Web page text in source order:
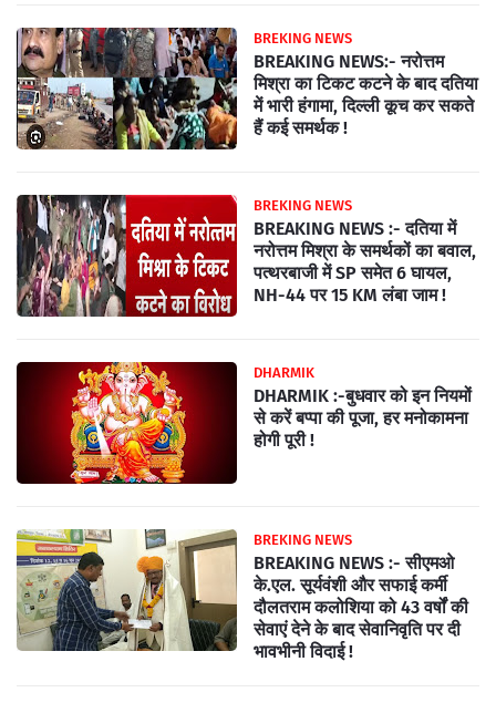
BREKING NEWS
BREAKING NEWS:- नरोत्तम
मिश्रा का टिकट कटने के बाद दतिया
में भारी हंगामा, दिल्ली कूच कर सकते
हैं कई समर्थक !
BREKING NEWS
BREAKING NEWS :- दतिया में
नरोत्तम मिश्रा के समर्थकों का बवाल,
पत्थरबाजी में SP समेत 6 घायल,
NH-44 पर 15 KM लंबा जाम !
DHARMIK
DHARMIK :-बुधवार को इन नियमों
से करें बप्पा की पूजा, हर मनोकामना
होगी पूरी !
BREKING NEWS
BREAKING NEWS :- सीएमओ
के.एल. सूर्यवंशी और सफाई कर्मी
दौलतराम कलोशिया को 43 वर्षों की
सेवाएं देने के बाद सेवानिवृति पर दी
भावभीनी विदाई !